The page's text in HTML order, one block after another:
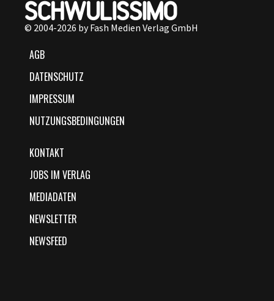
© 2004-2026 by Fash Medien Verlag GmbH
AGB
DATENSCHUTZ
IMPRESSUM
NUTZUNGSBEDINGUNGEN
KONTAKT
JOBS IM VERLAG
MEDIADATEN
NEWSLETTER
NEWSFEED